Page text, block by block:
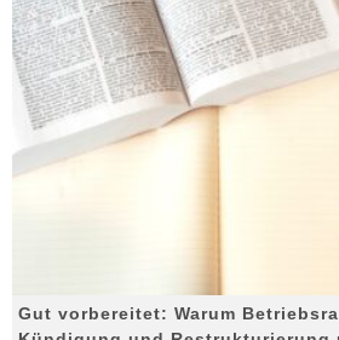
Gut vorbereitet: Warum